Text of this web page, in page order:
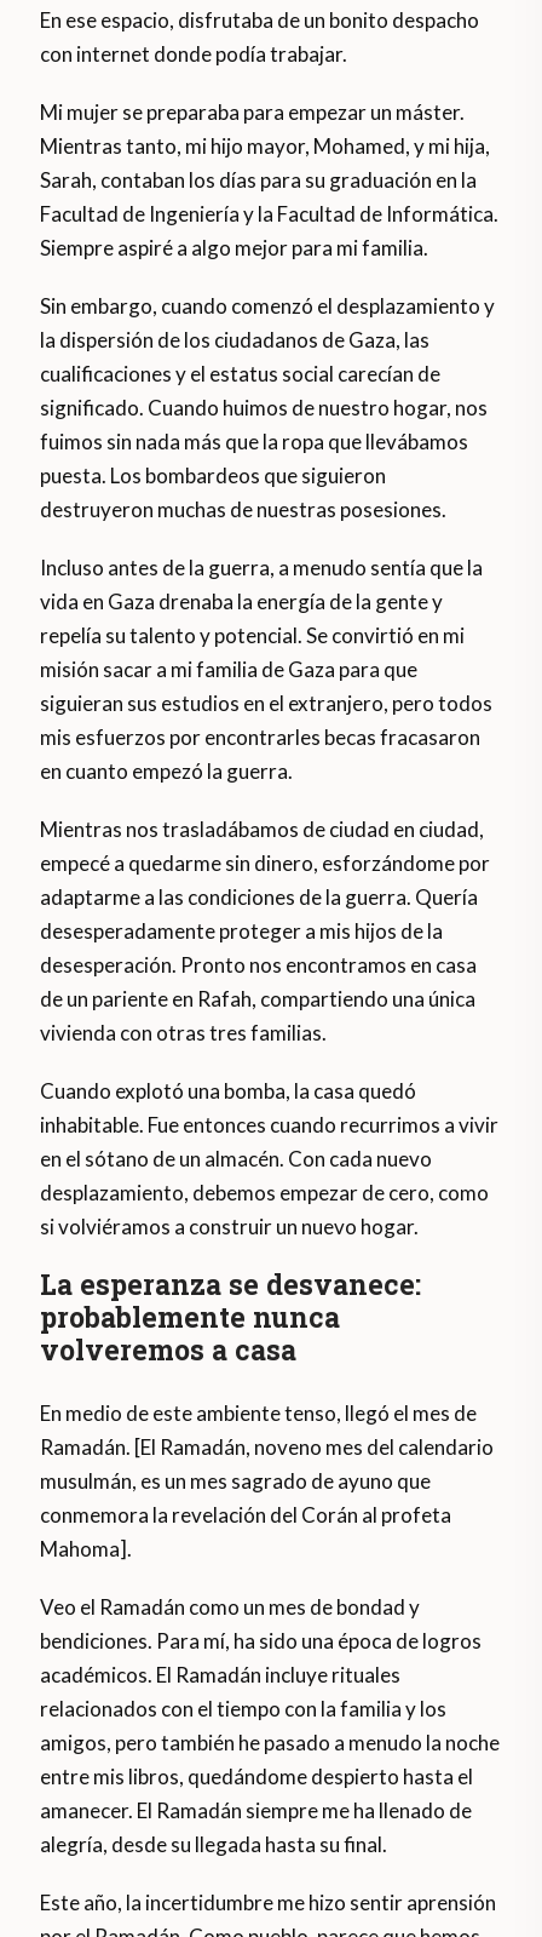
En ese espacio, disfrutaba de un bonito despacho
con internet donde podía trabajar.
Mi mujer se preparaba para empezar un máster.
Mientras tanto, mi hijo mayor, Mohamed, y mi hija,
Sarah, contaban los días para su graduación en la
Facultad de Ingeniería y la Facultad de Informática.
Siempre aspiré a algo mejor para mi familia.
Sin embargo, cuando comenzó el desplazamiento y
la dispersión de los ciudadanos de Gaza, las
cualificaciones y el estatus social carecían de
significado. Cuando huimos de nuestro hogar, nos
fuimos sin nada más que la ropa que llevábamos
puesta. Los bombardeos que siguieron
destruyeron muchas de nuestras posesiones.
Incluso antes de la guerra, a menudo sentía que la
vida en Gaza drenaba la energía de la gente y
repelía su talento y potencial. Se convirtió en mi
misión sacar a mi familia de Gaza para que
siguieran sus estudios en el extranjero, pero todos
mis esfuerzos por encontrarles becas fracasaron
en cuanto empezó la guerra.
Mientras nos trasladábamos de ciudad en ciudad,
empecé a quedarme sin dinero, esforzándome por
adaptarme a las condiciones de la guerra. Quería
desesperadamente proteger a mis hijos de la
desesperación. Pronto nos encontramos en casa
de un pariente en Rafah, compartiendo una única
vivienda con otras tres familias.
Cuando explotó una bomba, la casa quedó
inhabitable. Fue entonces cuando recurrimos a vivir
en el sótano de un almacén. Con cada nuevo
desplazamiento, debemos empezar de cero, como
si volviéramos a construir un nuevo hogar.
La esperanza se desvanece:
probablemente nunca
volveremos a casa
En medio de este ambiente tenso, llegó el mes de
Ramadán. [El Ramadán, noveno mes del calendario
musulmán, es un mes sagrado de ayuno que
conmemora la revelación del Corán al profeta
Mahoma].
Veo el Ramadán como un mes de bondad y
bendiciones. Para mí, ha sido una época de logros
académicos. El Ramadán incluye rituales
relacionados con el tiempo con la familia y los
amigos, pero también he pasado a menudo la noche
entre mis libros, quedándome despierto hasta el
amanecer. El Ramadán siempre me ha llenado de
alegría, desde su llegada hasta su final.
Este año, la incertidumbre me hizo sentir aprensión